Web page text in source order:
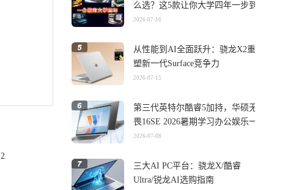
么选？这5款让你大学四年一步到
位
2026-07-16
从性能到AI全面跃升：骁龙X2重
塑新一代Surface竞争力
2026-07-15
第三代英特尔酷睿5加持，华硕无
畏16SE 2026暑期学习办公娱乐一
机搞定
2026-07-08
三大AI PC平台：骁龙X/酷睿
Ultra/锐龙AI选购指南